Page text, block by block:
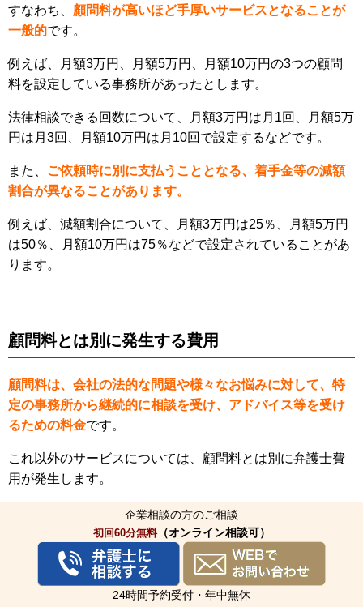
すなわち、 顧問料が高いほど手厚いサービスとなることが
一般的です。
例えば、月額3万円、月額5万円、月額10万円の3つの顧問
料を設定している事務所があったとします。
法律相談できる回数について、月額3万円は月1回、月額5万
円は月3回、月額10万円は月10回で設定するなどです。
また、 ご依頼時に別に支払うこととなる、着手金等の減額
割合が異なることがあります。
例えば、減額割合について、月額3万円は25％、月額5万円
は50％、月額10万円は75％などで設定されていることがあ
ります。
顧問料とは別に発生する費用
顧問料は、会社の法的な問題や様々なお悩みに対して、特
定の事務所から継続的に相談を受け、アドバイス等を受け
るための料金です。
これ以外のサービスについては、顧問料とは別に弁護士費
用が発生します。
例えば、次のような、弁護士が第三者を相手として、代理
人となって活動を行う場合、別に弁護士費用が発生するこ
とが一般的です。
企業相談の方のご相談
初回60分無料（オンライン相談可）
24時間予約受付・年中無休